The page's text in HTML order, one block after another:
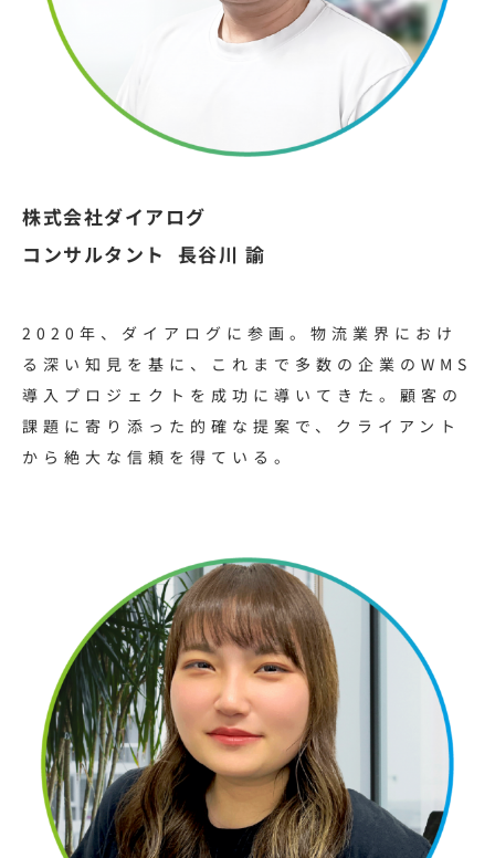
株式会社ダイアログ
コンサルタント 長谷川 諭
2020年、ダイアログに参画。物流業界におけ
る深い知見を基に、これまで多数の企業のWMS
導入プロジェクトを成功に導いてきた。顧客の
課題に寄り添った的確な提案で、クライアント
から絶大な信頼を得ている。